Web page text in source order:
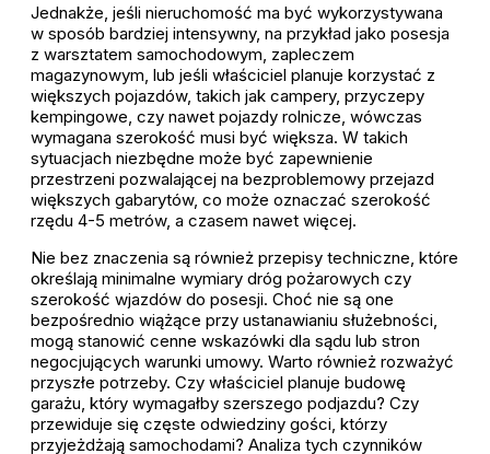
Jednakże, jeśli nieruchomość ma być wykorzystywana
w sposób bardziej intensywny, na przykład jako posesja
z warsztatem samochodowym, zapleczem
magazynowym, lub jeśli właściciel planuje korzystać z
większych pojazdów, takich jak campery, przyczepy
kempingowe, czy nawet pojazdy rolnicze, wówczas
wymagana szerokość musi być większa. W takich
sytuacjach niezbędne może być zapewnienie
przestrzeni pozwalającej na bezproblemowy przejazd
większych gabarytów, co może oznaczać szerokość
rzędu 4-5 metrów, a czasem nawet więcej.
Nie bez znaczenia są również przepisy techniczne, które
określają minimalne wymiary dróg pożarowych czy
szerokość wjazdów do posesji. Choć nie są one
bezpośrednio wiążące przy ustanawianiu służebności,
mogą stanowić cenne wskazówki dla sądu lub stron
negocjujących warunki umowy. Warto również rozważyć
przyszłe potrzeby. Czy właściciel planuje budowę
garażu, który wymagałby szerszego podjazdu? Czy
przewiduje się częste odwiedziny gości, którzy
przyjeżdżają samochodami? Analiza tych czynników